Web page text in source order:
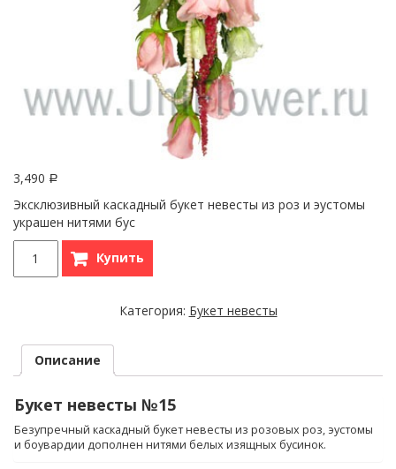
3,490 Р
Эксклюзивный каскадный букет невесты из роз и эустомы
украшен нитями бус
Купить
Категория: Букет невесты
Описание
Букет невесты №15
Безупречный каскадный букет невесты из розовых роз, эустомы
и боувардии дополнен нитями белых изящных бусинок.